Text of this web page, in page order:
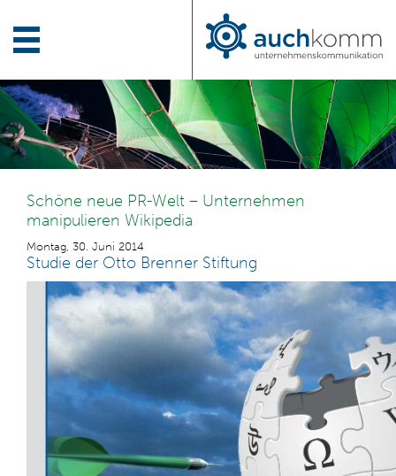
Schöne neue PR-Welt – Unternehmen
manipulieren Wikipedia
Montag, 30. Juni 2014
Studie der Otto Brenner Stiftung